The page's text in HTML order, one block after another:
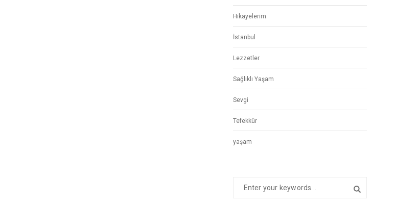
Hikayelerim
İstanbul
Lezzetler
Sağlıklı Yaşam
Sevgi
Tefekkür
yaşam